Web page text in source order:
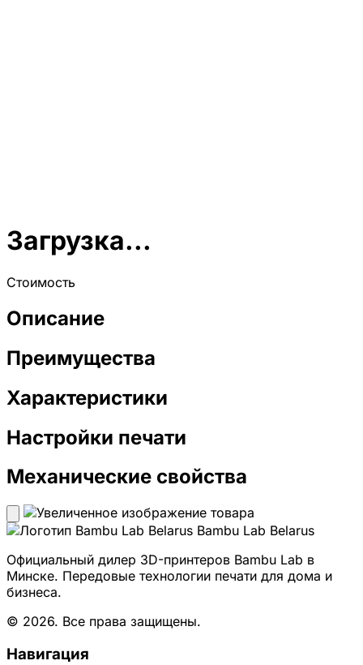
Загрузка...
Стоимость
Описание
Преимущества
Характеристики
Настройки печати
Механические свойства
Bambu Lab Belarus
Официальный дилер 3D-принтеров Bambu Lab в
Минске. Передовые технологии печати для дома и
бизнеса.
© 2026. Все права защищены.
Навигация